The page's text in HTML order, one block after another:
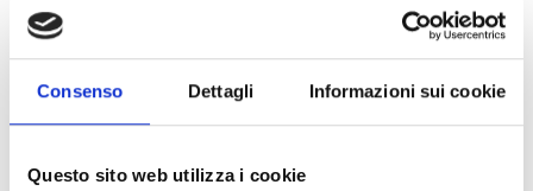
Consenso Dettagli Informazioni sui cookie
Questo sito web utilizza i cookie
Seleccionar todo
BUSCAR
BORRAR FILTROS